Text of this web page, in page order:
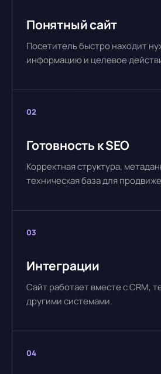
Понятный сайт
Посетитель быстро находит
информацию и целевое
02
Готовность к SEO
Корректная структура,
техническая база для
03
Интеграции
Сайт работает вместе с CRM,
другими системами.
04